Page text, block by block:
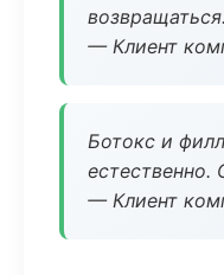
возвращаться.
— Клиент
Ботокс и
естественно.
— Клиент